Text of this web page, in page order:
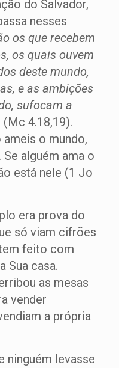
do Salvador,
nesses
os que recebem
os quais ouvem
deste mundo,
e as ambições
sufocam a
(Mc 4.18,19).
ameis o mundo,
alguém ama o
está nele (1 Jo
era prova do
só viam cifrões
feito com
Sua casa.
as mesas
vender
a própria
ninguém levasse